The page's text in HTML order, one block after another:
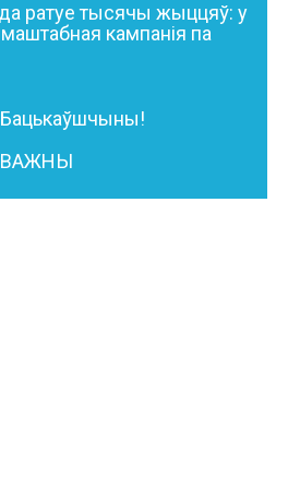
ратуе тысячы жыццяў: у
маштабная кампанія па
ВАЖНЫ